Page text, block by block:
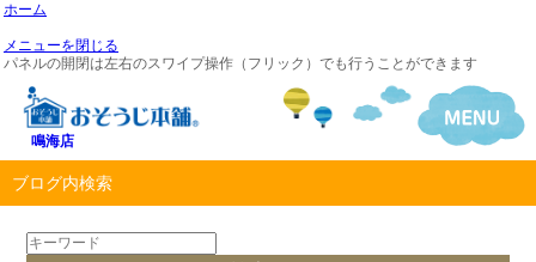
ホーム
メニューを閉じる
パネルの開閉は左右のスワイプ操作（フリック）でも行うことができます
鳴海店
ブログ内検索